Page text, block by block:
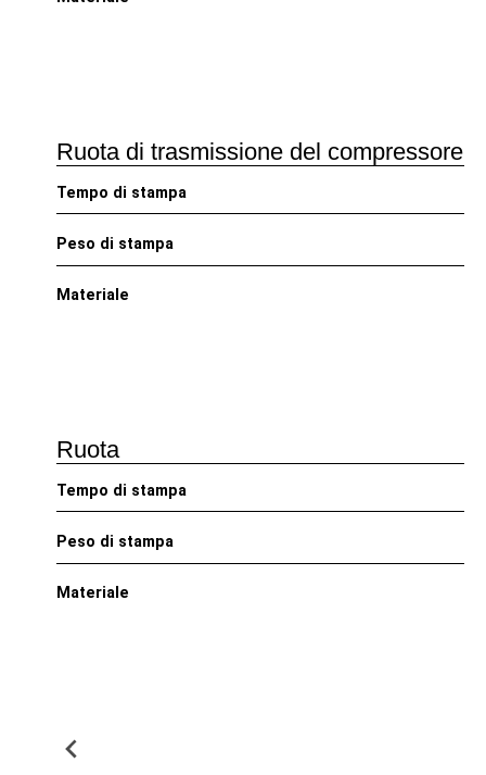
Ruota di trasmissione del compressore
Tempo di stampa
Peso di stampa
Materiale
Ruota
Tempo di stampa
Peso di stampa
Materiale